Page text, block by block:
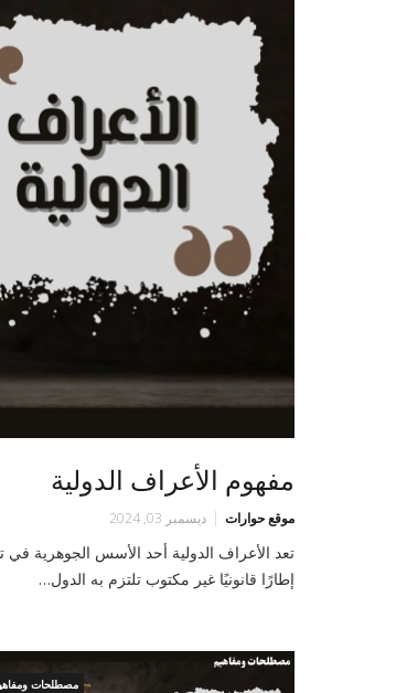
مفهوم الأعراف الدولية
موقع حوارات ديسمبر 03, 2024
تعد الأعراف الدولية أحد الأسس الجوهرية
إطارًا قانونيًا غير مكتوب تلتزم به الدول…
مصطلحات